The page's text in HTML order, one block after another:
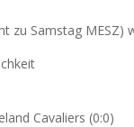
zu Samstag MESZ)
Cavaliers (0:0)